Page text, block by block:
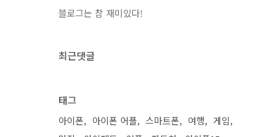
블로그는 참 재미있다!
최근댓글
태그
아이폰 아이폰 어플 스마트폰 여행
게임